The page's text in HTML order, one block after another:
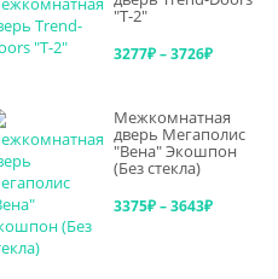
"Т-2"
3277₽–3726₽Диапазон
3277₽
–
3726₽
Межкомнатная
дверь Мегаполис
"Вена" Экошпон
(Без стекла)
3375₽–3643₽Диапазон